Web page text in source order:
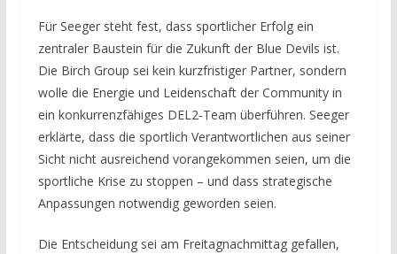
Für Seeger steht fest, dass sportlicher Erfolg ein
zentraler Baustein für die Zukunft der Blue Devils ist.
Die Birch Group sei kein kurzfristiger Partner, sondern
wolle die Energie und Leidenschaft der Community in
ein konkurrenzfähiges DEL2‑Team überführen. Seeger
erklärte, dass die sportlich Verantwortlichen aus seiner
Sicht nicht ausreichend vorangekommen seien, um die
sportliche Krise zu stoppen – und dass strategische
Anpassungen notwendig geworden seien.
Die Entscheidung sei am Freitagnachmittag gefallen,